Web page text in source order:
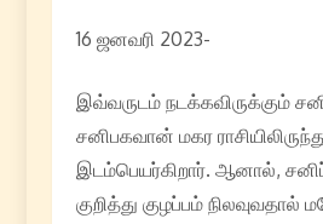
16 ஜனவரி 2023-
இவ்வருடம் நடக்கவிருக்கும்
சனிபகவான் மகர
இடம்பெயர்கிறார். ஆனால்,
குறித்து குழப்பம் நிலவுவதால்